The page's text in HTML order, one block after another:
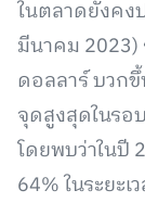
ในตลาดยังคง
มีนาคม
ดอลลาร์ บวก
จุดสูงสุดในรอ
โดยพบว่าในปี
64% ในระยะ